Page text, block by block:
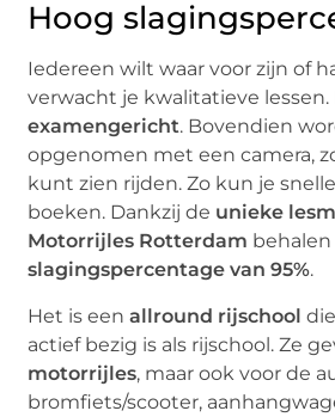
Hoog
Iedereen wilt waar voor zijn of
verwacht je kwalitatieve lessen.
examengericht. Bovendien
opgenomen met een camera,
kunt zien rijden. Zo kun je
boeken. Dankzij de unieke
Motorrijles Rotterdam behalen
slagingspercentage van 95%.
Het is eenallround rijschool
actief bezig is als rijschool. Ze
motorrijles, maar ook voor de
bromfiets/scooter,